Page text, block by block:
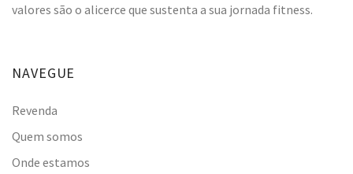
valores são o alicerce que sustenta a sua jornada fitness.
NAVEGUE
Revenda
Quem somos
Onde estamos